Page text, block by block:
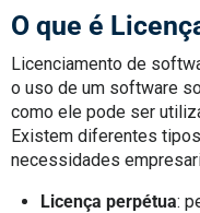
O que é
Licenciamento de
o uso de um software
como ele pode ser
Existem diferentes
necessidades
Licença perpétua: